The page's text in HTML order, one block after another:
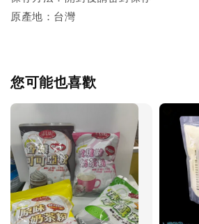
原產地：台灣
您可能也喜歡